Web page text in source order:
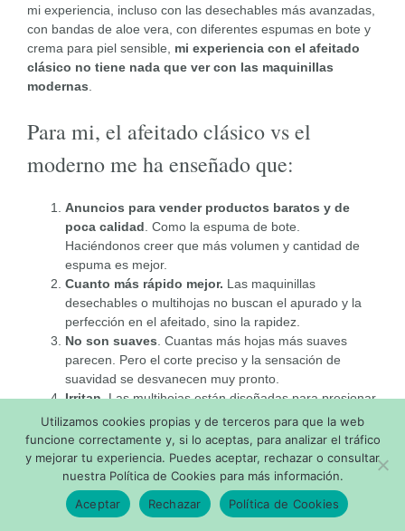
mi experiencia, incluso con las desechables más avanzadas,
con bandas de aloe vera, con diferentes espumas en bote y
crema para piel sensible, mi experiencia con el afeitado
clásico no tiene nada que ver con las maquinillas
modernas
Para mi, el afeitado clásico vs el
moderno me ha enseñado que:
Anuncios para vender productos baratos y de
poca calidad . Como la espuma de bote.
Haciéndonos creer que más volumen y cantidad de
espuma es mejor.
Cuanto más rápido mejor. Las maquinillas
desechables o multihojas no buscan el apurado y la
perfección en el afeitado, sino la rapidez.
No son suaves . Cuantas más hojas más suaves
parecen. Pero el corte preciso y la sensación de
suavidad se desvanecen muy pronto.
Irritan.Las multihojas están diseñadas para presionar
el cabezal y las consecutivas cuchillas contra la piel
para intentar eliminar la barba en una pasada. Un
segundo repaso con la misma presión, pero con
menos vello y más exposición de la piel crea irritación.
Caro y abusivo.Los cabezales desechables son
caros comparados con las cuchillas clásicas y no son
Utilizamos cookies propias y de terceros para que la web
funcione correctamente y, si lo aceptas, para analizar el tráfico
y mejorar tu experiencia. Puedes aceptar, rechazar o consultar
nuestra Política de Cookies para más información.
Aceptar
Rechazar Política de Cookies